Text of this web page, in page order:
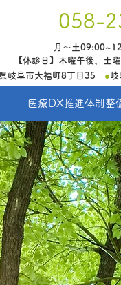
058-
月〜土
【休診日】木曜午後、土
岐阜市大福町8丁目35 ●岐
医療DX推進体制整